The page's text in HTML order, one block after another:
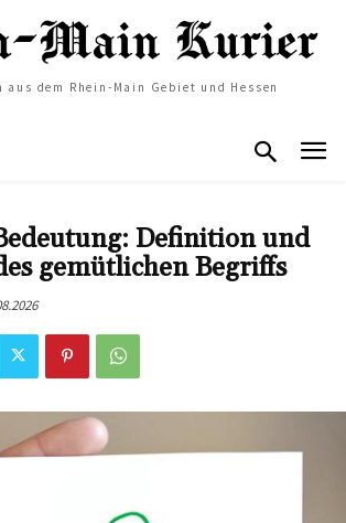
aus dem Rhein-Main Gebiet und Hessen
Definition und
gemütlichen Begriffs